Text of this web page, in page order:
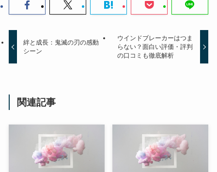
絆と成長：鬼滅の刃の感動
シーン
ウインドブレーカーはつま
らない？面白い評価・評判
の口コミも徹底解析
関連記事